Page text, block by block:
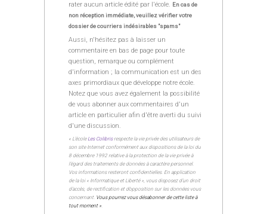
rater aucun article édité par l'école. En cas de
non réception immédiate, veuillez vérifier votre
dossier de courriers indésirables "spams"
Aussi, n'hésitez pas à laisser un
commentaire en bas de page pour toute
question, remarque ou complément
d'information ; la communication est un des
axes primordiaux que développe notre école.
Notez que vous avez également la possibilité
de vous abonner aux commentaires d'un
article en particulier afin d'être averti du suivi
d'une discussion.
« L’écoleLes Colibrisrespecte la vie privée des utilisateurs de
son site Internet conformément aux dispositions de la loi du
8 décembre 1992 relative à la protection de la vie privée à
l’égard des traitements de données à caractère personnel.
Vos informations resteront confidentielles. En application
de la loi « Informatique et Liberté », vous disposez d’un droit
d’accès, de rectification et d’opposition sur les données vous
concernant. Vous pourrez vous désabonner de cette liste à
tout moment ».